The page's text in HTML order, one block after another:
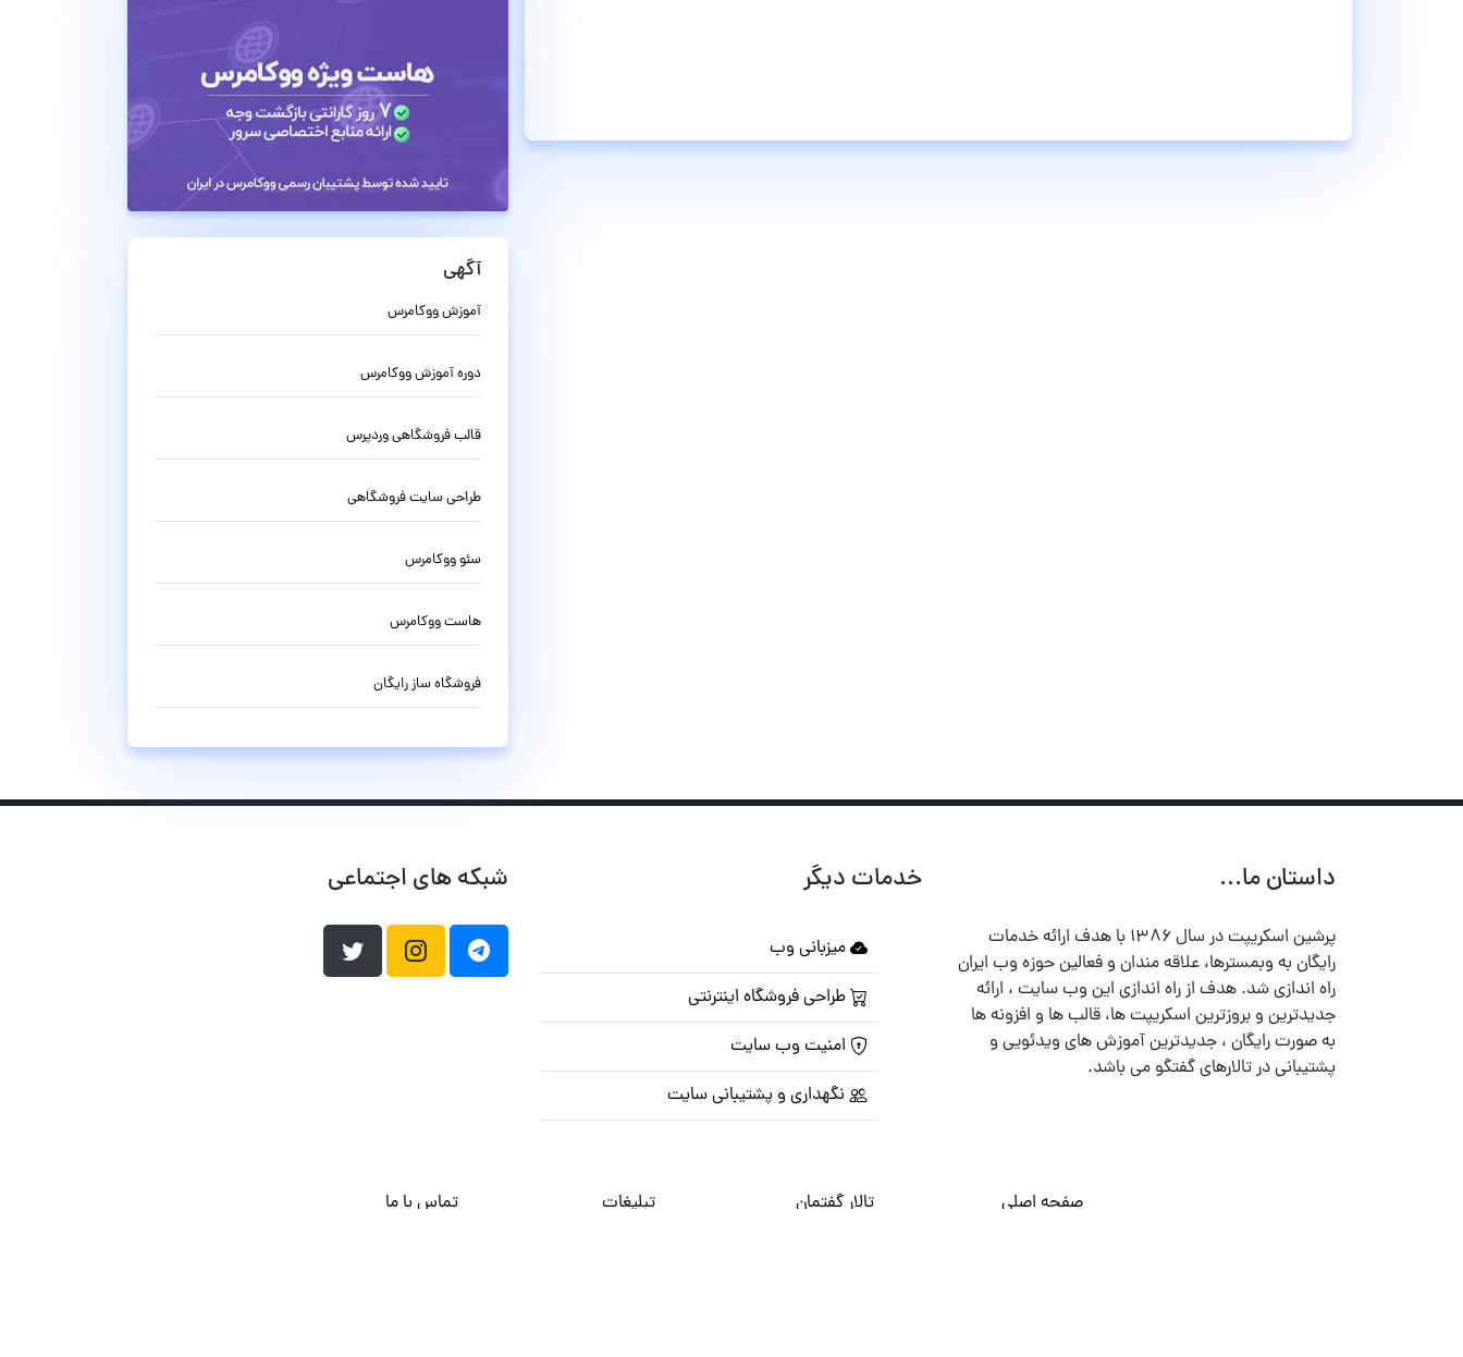
آگهی
آموزش ووکامرس
دوره آموزش ووکامرس
قالب فروشگاهی وردپرس
طراحی سایت فروشگاهی
سئو ووکامرس
هاست ووکامرس
فروشگاه ساز رایگان
داستان ما...
پرشین اسکریپت در سال ۱۳۸۶ با هدف ارائه خدمات
رایگان به وبمسترها، علاقه مندان و فعالین حوزه وب ایران
راه اندازی شد. هدف از راه اندازی این وب سایت ، ارائه
جدیدترین و بروزترین اسکریپت ها، قالب ها و افزونه ها
به صورت رایگان ، جدیدترین آموزش های ویدئویی و
پشتیبانی در تالارهای گفتگو می باشد.
خدمات دیگر
میزبانی وب
طراحی فروشگاه اینترنتی
امنیت وب سایت
نگهداری و پشتیبانی سایت
شبکه های اجتماعی
صفحه اصلی تالار گفتمان تبلیغات تماس با ما